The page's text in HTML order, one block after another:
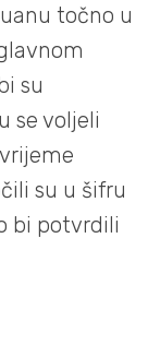
točno u
su
se voljeli
su u šifru
bi potvrdili